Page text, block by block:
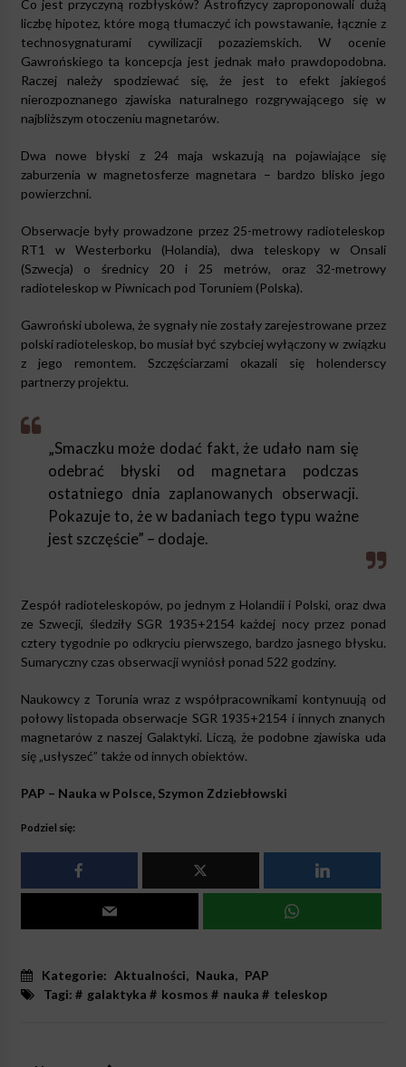
Co jest przyczyną rozbłysków? Astrofizycy zaproponowali dużą
liczbę hipotez, które mogą tłumaczyć ich powstawanie, łącznie z
technosygnaturami cywilizacji pozaziemskich. W ocenie
Gawrońskiego ta koncepcja jest jednak mało prawdopodobna.
Raczej należy spodziewać się, że jest to efekt jakiegoś
nierozpoznanego zjawiska naturalnego rozgrywającego się w
najbliższym otoczeniu magnetarów.
Dwa nowe błyski z 24 maja wskazują na pojawiające się
zaburzenia w magnetosferze magnetara – bardzo blisko jego
powierzchni.
Obserwacje były prowadzone przez 25-metrowy radioteleskop
RT1 w Westerborku (Holandia), dwa teleskopy w Onsali
(Szwecja) o średnicy 20 i 25 metrów, oraz 32-metrowy
radioteleskop w Piwnicach pod Toruniem (Polska).
Gawroński ubolewa, że sygnały nie zostały zarejestrowane przez
polski radioteleskop, bo musiał być szybciej wyłączony w związku
z jego remontem. Szczęściarzami okazali się holenderscy
partnerzy projektu.
„Smaczku może dodać fakt, że udało nam się
odebrać błyski od magnetara podczas
ostatniego dnia zaplanowanych obserwacji.
Pokazuje to, że w badaniach tego typu ważne
jest szczęście” – dodaje.
Zespół radioteleskopów, po jednym z Holandii i Polski, oraz dwa
ze Szwecji, śledziły SGR 1935+2154 każdej nocy przez ponad
cztery tygodnie po odkryciu pierwszego, bardzo jasnego błysku.
Sumaryczny czas obserwacji wyniósł ponad 522 godziny.
Naukowcy z Torunia wraz z współpracownikami kontynuują od
połowy listopada obserwacje SGR 1935+2154 i innych znanych
magnetarów z naszej Galaktyki. Liczą, że podobne zjawiska uda
się „usłyszeć” także od innych obiektów.
PAP – Nauka w Polsce, Szymon Zdziebłowski
Podziel się:
Kategorie: Aktualności, Nauka, PAP
Tagi: # galaktyka # kosmos # nauka # teleskop